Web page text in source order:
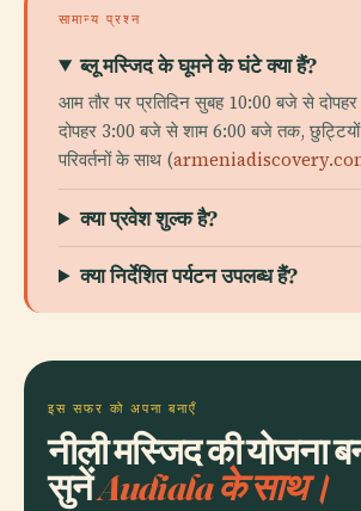
सामान्य प्रश्न
ब्लू मस्जिद के घूमने के घंटे क्या हैं?
आम तौर पर प्रतिदिन सुबह 10:00 बजे से
दोपहर 3:00 बजे से शाम 6:00 बजे तक, छुट्टियों
परिवर्तनों के साथ (
क्या प्रवेश शुल्क है?
क्या निर्देशित पर्यटन उपलब्ध हैं?
इस सफर को अपना बनाएँ
नीली मस्जिद की योजना
सुनेंAudiala के साथ।